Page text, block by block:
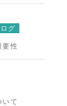
グ
要性
て